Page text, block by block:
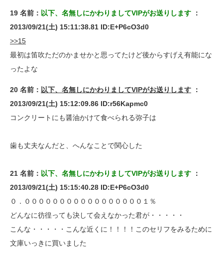
19 名前： 以下、名無しにかわりましてVIPがお送りします ：
2013/09/21(土) 15:11:38.81 ID:E+P6cO3d0
>>15
最初は笛吹ただのかませかと思ってたけど後からすげえ有能にな
ったよな
20 名前： 以下、名無しにかわりましてVIPがお送りします ：
2013/09/21(土) 15:12:09.86 ID:r56Kapmc0
コンクリートにも醤油かけて食べられる弥子は
歯も丈夫なんだと、へんなことで関心した
21 名前： 以下、名無しにかわりましてVIPがお送りします ：
2013/09/21(土) 15:15:40.28 ID:E+P6cO3d0
０．０００００００００００００００００１％
どんなに彷徨っても決して会えなかった君が・・・・・
こんな・・・・・こんな近くに！！！！このセリフをみるために
文庫いっきに買いました